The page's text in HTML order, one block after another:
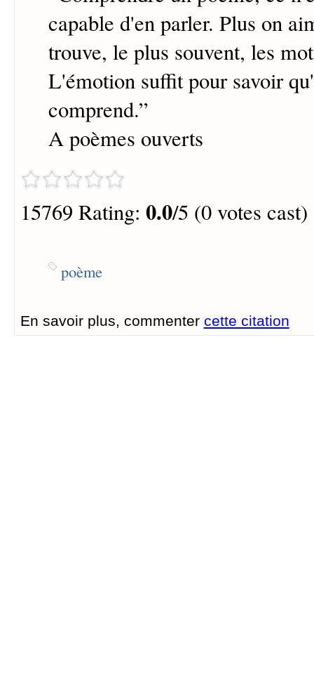
capable d'en parler. Plus on
trouve, le plus souvent, les
L'émotion suffit pour savoir
comprend.”
A poèmes ouverts
15769 Rating: 0.0/5 (0 votes cast)
poème
En savoir plus, commenter cette citation